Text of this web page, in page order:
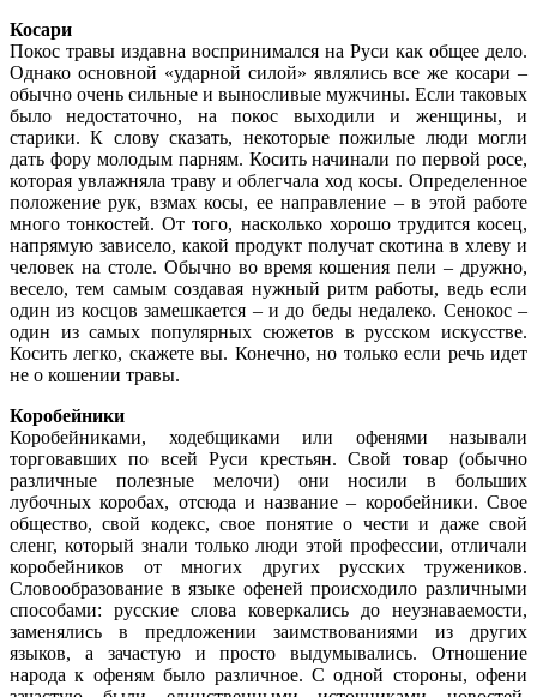
Косари
Покос травы издавна воспринимался на Руси как общее дело.
Однако основной «ударной силой» являлись все же косари –
обычно очень сильные и выносливые мужчины. Если таковых
было недостаточно, на покос выходили и женщины, и
старики. К слову сказать, некоторые пожилые люди могли
дать фору молодым парням. Косить начинали по первой росе,
которая увлажняла траву и облегчала ход косы. Определенное
положение рук, взмах косы, ее направление – в этой работе
много тонкостей. От того, насколько хорошо трудится косец,
напрямую зависело, какой продукт получат скотина в хлеву и
человек на столе. Обычно во время кошения пели – дружно,
весело, тем самым создавая нужный ритм работы, ведь если
один из косцов замешкается – и до беды недалеко. Сенокос –
один из самых популярных сюжетов в русском искусстве.
Косить легко, скажете вы. Конечно, но только если речь идет
не о кошении травы.
Коробейники
Коробейниками, ходебщиками или офенями называли
торговавших по всей Руси крестьян. Свой товар (обычно
различные полезные мелочи) они носили в больших
лубочных коробах, отсюда и название – коробейники. Свое
общество, свой кодекс, свое понятие о чести и даже свой
сленг, который знали только люди этой профессии, отличали
коробейников от многих других русских тружеников.
Словообразование в языке офеней происходило различными
способами: русские слова коверкались до неузнаваемости,
заменялись в предложении заимствованиями из других
языков, а зачастую и просто выдумывались. Отношение
народа к офеням было различное. С одной стороны, офени